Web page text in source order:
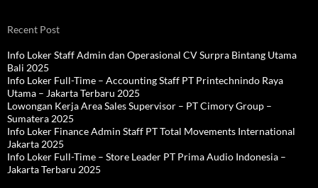
Recent Post
Info Loker Staff Admin dan Operasional CV Surpra Bintang Utama
Bali 2025
Info Loker Full-Time – Accounting Staff PT Printechnindo Raya
Utama – Jakarta Terbaru 2025
Lowongan Kerja Area Sales Supervisor – PT Cimory Group –
Sumatera 2025
Info Loker Finance Admin Staff PT Total Movements International
Jakarta 2025
Info Loker Full-Time – Store Leader PT Prima Audio Indonesia –
Jakarta Terbaru 2025